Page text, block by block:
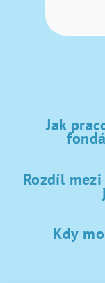
Jak
Rozdíl
Kdy